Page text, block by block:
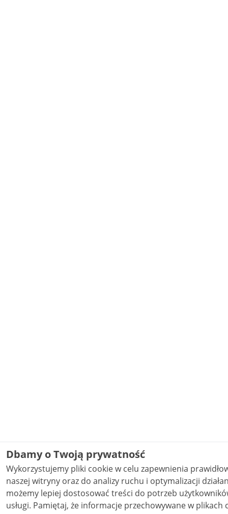
Dbamy o Twoją prywatność
Wykorzystujemy pliki cookie w celu zapewnienia
naszej witryny oraz do analizy ruchu i optymalizacji działania
możemy lepiej dostosować treści do potrzeb
usługi. Pamiętaj, że informacje przechowywane w plikach cookie mogą pozwalać na